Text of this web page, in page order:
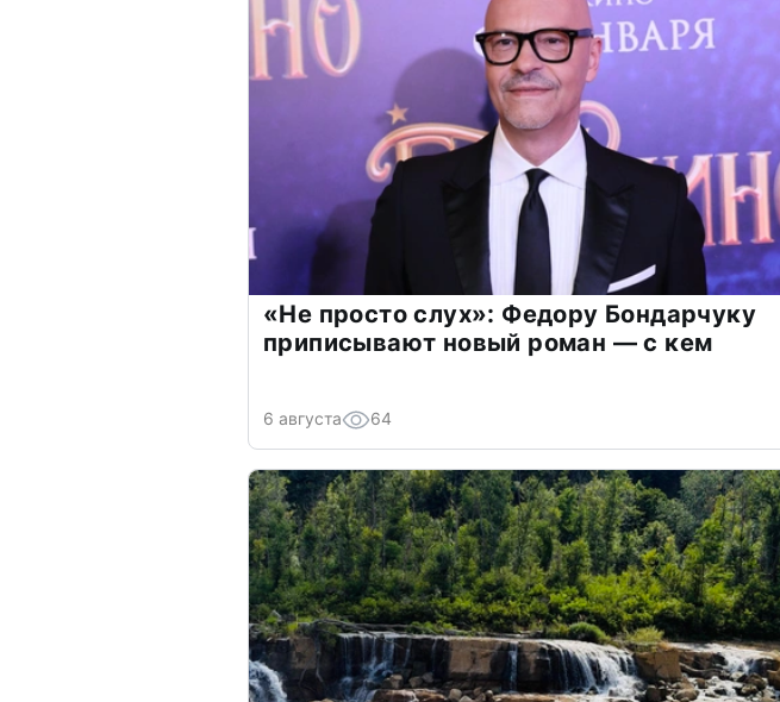
«Не просто слух»: Федору Бондарчуку
приписывают новый роман — с кем
6 августа 64